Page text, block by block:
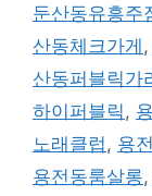
둔산동유흥주
산동체크가게 ,
산동퍼블릭가
하이퍼블릭 ,
노래클럽 , 용
용전동룸살롱,